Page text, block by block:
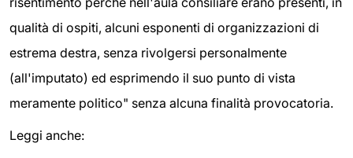
qualità di ospiti, alcuni esponenti di organizzazioni di
estrema destra, senza rivolgersi personalmente
(all'imputato) ed esprimendo il suo punto di vista
meramente politico" senza alcuna finalità provocatoria.
Leggi anche: